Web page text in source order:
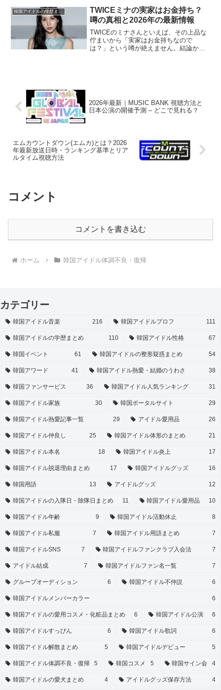
した。過去の熱愛報道の真相と、それぞ
れの未来...
韓国アイドルの学歴まとめ
TWICEミナの実家はお金持ち？
噂の真相と2026年の最新情報
TWICEのミナさんといえば、その上品な
佇まいから「実家はお金持ちなので
は？」という噂が絶えません。結論から
2026年最新｜MUSIC BANK 視聴方法と
日本公演の開催予測 – どこで見れる？
エムカウントダウン(エムカ)とは？2026
年最新放送日時・ランキング基準とリア
ルタイム視聴方法
コメント
コメントを書き込む
ホーム 韓国アイドル体調不良・復帰
カテゴリー
韓国アイドル音楽 216 韓国アイドルプロフ 111
韓国アイドルの学歴まとめ 110 韓国アイドル性格 67
韓国イベント 61 韓国アイドルの整形疑惑まとめ 54
韓国アワード 41 韓国アイドル熱愛・結婚のうわさ 38
韓国ファンサービス 36 韓国アイドル人気ランキング 31
韓国アイドル家族 30 韓国ポータルサイト 29
韓国アイドル熱愛記事一覧 29 アイドル愛用品 26
韓国アイドル仲良し 25 韓国アイドル体形のまとめ 21
韓国アイドル本名 18 韓国アイドル炎上 17
韓国アイドル脱退理由まとめ 17 韓国アイドルグッズ 16
韓国用語 13 アイドルグッズ 12
韓国アイドルの入隊日・除隊日まとめ 11 韓国アイドル愛用品 10
韓国アイドル年齢 9 韓国アイドル活動休止 8
韓国アイドル私服 7 韓国アイドル用語まとめ 7
韓国アイドルSNS 7 韓国アイドルファンクラブ入会法 7
アイドル結成 7 韓国アイドルファン名一覧 7
グループオーディション 6 韓国アイドル不仲説 6
韓国アイドルメンバーカラー 6
韓国アイドルの愛用コスメ・化粧品まとめ 6 韓国アイドル公演 6
韓国アイドルすっぴん 6 韓国アイドル歌詞 6
韓国アイドル解散まとめ 5 韓国アイドルデビュー 5
韓国アイドル体調不良・復帰 5 韓国コスメ 5 韓国サイン会 4
韓国アイドルの愛犬まとめ 4 アイドルグッズ保存方法 4